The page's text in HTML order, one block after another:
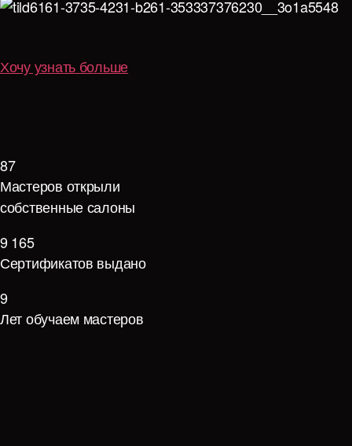
Хочу узнать больше
87
Мастеров открыли
собственные салоны
9 165
Сертификатов выдано
9
Лет обучаем мастеров